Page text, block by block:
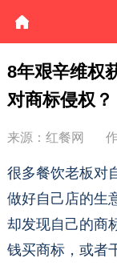
8年艰辛维权
对商标侵权？
来源：红餐网
很多餐饮老板对
做好自己店的生
却发现自己的商
钱买商标，或者